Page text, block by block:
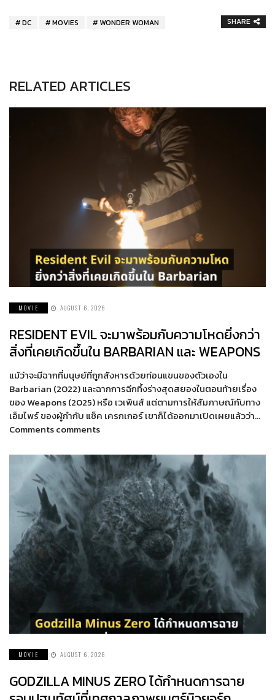
DC MOVIES WONDER WOMAN SHARE
RELATED ARTICLES
MOVIE AUGUST 6, 2026
RESIDENT EVIL จะมาพร้อมกับความโหดยิ่งกว่า
สิ่งที่เคยเกิดขึ้นใน BARBARIAN และ WEAPONS
แม้ว่าจะมีฉากที่มนุษย์ที่ถูกสังหารด้วยท่อนแขนของตัวเองใน
Barbarian (2022) และฉากการฉีกทึ้งร่างสุดสยองในตอนท้ายเรื่อง
ของ Weapons (2025) หรือ เวเพินส์ แต่ตามการให้สัมภาษณ์กับทาง
เอ็มไพร์ ของผู้กำกับ แซ็ค เครกเกอร์ เขาก็ได้ออกมาเปิดเผยแล้วว่า…
Comments comments
MOVIE AUGUST 6, 2026
GODZILLA MINUS ZERO ได้กำหนดการฉาย